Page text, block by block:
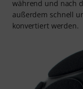
während und nach
außerdem schnell
konvertiert werden.